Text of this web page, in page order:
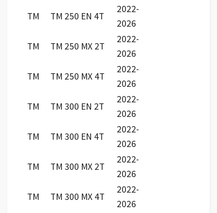
TM
TM 250 EN 4T
2022-
2026
TM
TM 250 MX 2T
2022-
2026
TM
TM 250 MX 4T
2022-
2026
TM
TM 300 EN 2T
2022-
2026
TM
TM 300 EN 4T
2022-
2026
TM
TM 300 MX 2T
2022-
2026
TM
TM 300 MX 4T
2022-
2026